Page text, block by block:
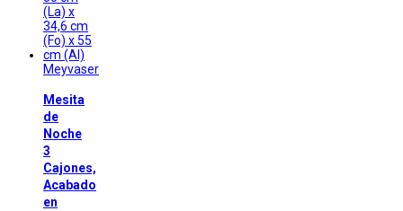
Meyvaser
Mesita
de
Noche
3
Cajones,
Acabado
en